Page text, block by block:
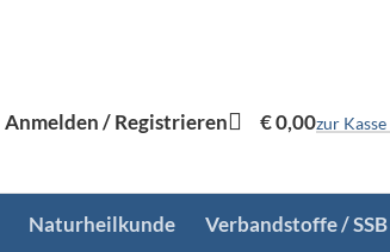
Anmelden / Registrieren €0,00zur Kasse
Naturheilkunde Verbandstoffe / SSB